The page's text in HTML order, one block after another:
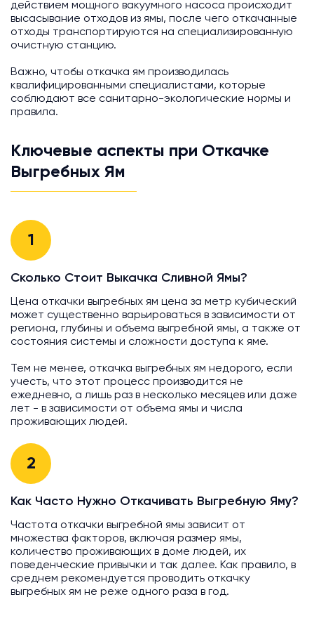
действием мощного вакуумного насоса происходит
высасывание отходов из ямы, после чего откачанные
отходы транспортируются на специализированную
очистную станцию.
Важно, чтобы откачка ям производилась
квалифицированными специалистами, которые
соблюдают все санитарно-экологические нормы и
правила.
Ключевые аспекты при Откачке
Выгребных Ям
1
Сколько Стоит Выкачка Сливной Ямы?
Цена откачки выгребных ям цена за метр кубический
может существенно варьироваться в зависимости от
региона, глубины и объема выгребной ямы, а также от
состояния системы и сложности доступа к яме.
Тем не менее, откачка выгребных ям недорого, если
учесть, что этот процесс производится не
ежедневно, а лишь раз в несколько месяцев или даже
лет - в зависимости от объема ямы и числа
проживающих людей.
2
Как Часто Нужно Откачивать Выгребную Яму?
Частота откачки выгребной ямы зависит от
множества факторов, включая размер ямы,
количество проживающих в доме людей, их
поведенческие привычки и так далее. Как правило, в
среднем рекомендуется проводить откачку
выгребных ям не реже одного раза в год.